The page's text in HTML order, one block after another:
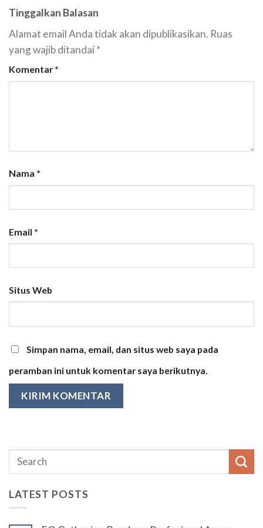
Tinggalkan Balasan
Alamat email Anda tidak akan dipublikasikan. Ruas
yang wajib ditandai*
Komentar *
Nama *
Email *
Situs Web
Simpan nama, email, dan situs web saya pada
peramban ini untuk komentar saya berikutnya.
LATEST POSTS